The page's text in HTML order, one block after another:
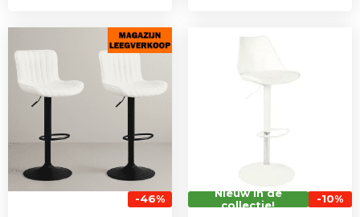
-46%
Oorspronkelijke
prijs
was:
€ 202,00.
Huidige
prijs
€ 110,00.
-10%
Nieuw in de
collectie!
€ 67,00.